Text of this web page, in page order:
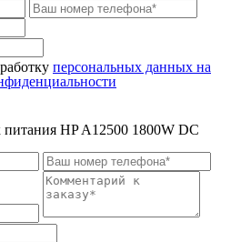
персональных данных на
питания HP A12500 1800W DC